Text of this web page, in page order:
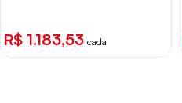
R$ 1.183,53 cada